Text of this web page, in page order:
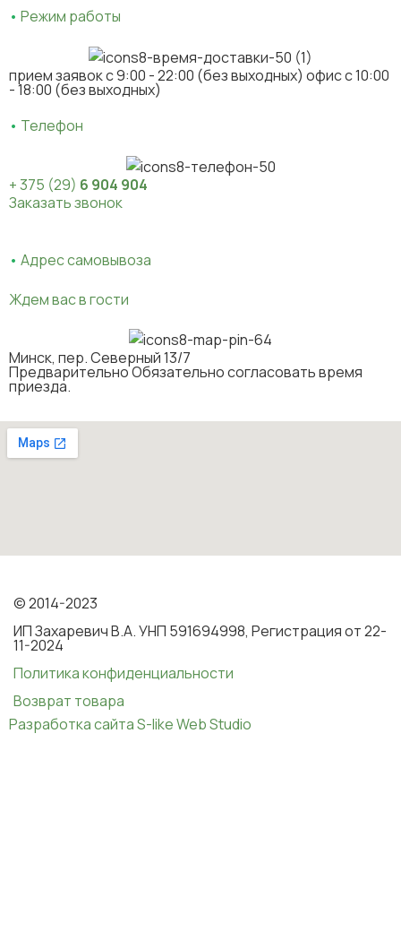
• Режим работы
прием заявок c 9:00 - 22:00 (без выходных) офис с 10:00
- 18:00 (без выходных)
• Телефон
+ 375 (29) 6 904 904
Заказать звонок
• Адрес самовывоза
Ждем вас в гости
Минск, пер. Северный 13/7
Предварительно Обязательно согласовать время
приезда.
© 2014-2023
ИП Захаревич В.А. УНП 591694998, Регистрация от 22-
11-2024
Политика конфиденциальности
Возврат товара
Разработка сайта S-like Web Studio